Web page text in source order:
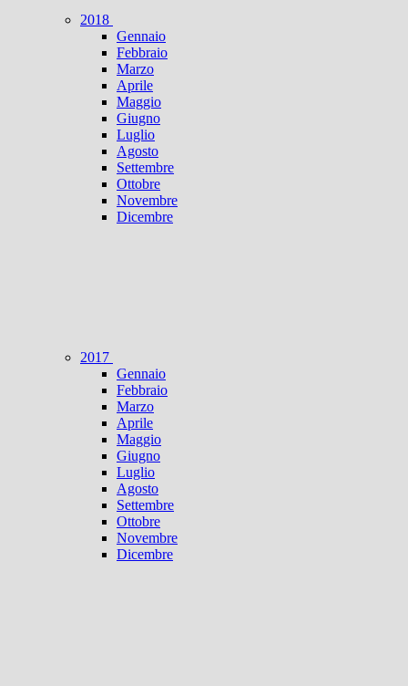
2018
Gennaio
Febbraio
Marzo
Aprile
Maggio
Giugno
Luglio
Agosto
Settembre
Ottobre
Novembre
Dicembre
2017
Gennaio
Febbraio
Marzo
Aprile
Maggio
Giugno
Luglio
Agosto
Settembre
Ottobre
Novembre
Dicembre